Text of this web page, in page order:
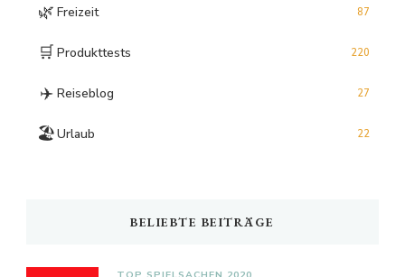
🌿 Freizeit 87
🛒 Produkttests 220
✈️ Reiseblog 27
🏖️Urlaub 22
BELIEBTE BEITRÄGE